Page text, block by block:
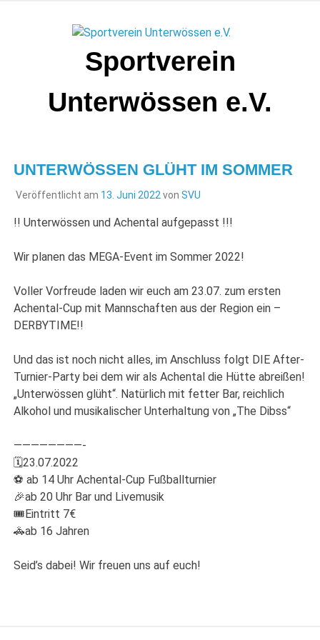
Sportverein
Unterwössen e.V.
UNTERWÖSSEN GLÜHT IM SOMMER
Veröffentlicht am 13. Juni 2022 von SVU
!! Unterwössen und Achental aufgepasst !!!
Wir planen das MEGA-Event im Sommer 2022!
Voller Vorfreude laden wir euch am 23.07. zum ersten
Achental-Cup mit Mannschaften aus der Region ein –
DERBYTIME!!
Und das ist noch nicht alles, im Anschluss folgt DIE After-
Turnier-Party bei dem wir als Achental die Hütte abreißen!
„Unterwössen glüht“. Natürlich mit fetter Bar, reichlich
Alkohol und musikalischer Unterhaltung von „The Dibss“
————————-
🗓23.07.2022
⚽️ ab 14 Uhr Achental-Cup Fußballturnier
🎉ab 20 Uhr Bar und Livemusik
🎟Eintritt 7€
🚓ab 16 Jahren
Seid’s dabei! Wir freuen uns auf euch!